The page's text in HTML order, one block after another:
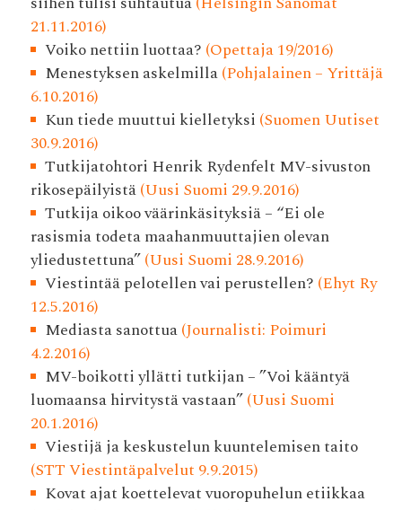
21.11.2016)
Voiko nettiin luottaa? (Opettaja 19/2016)
Menestyksen askelmilla(Pohjalainen – Yrittäjä
6.10.2016)
Kun tiede muuttui kielletyksi (Suomen Uutiset
30.9.2016)
Tutkijatohtori Henrik Rydenfelt MV-sivuston
rikosepäilyistä(Uusi Suomi 29.9.2016)
Tutkija oikoo väärinkäsityksiä – “Ei ole
rasismia todeta maahanmuuttajien olevan
yliedustettuna”(Uusi Suomi 28.9.2016)
Viestintää pelotellen vai perustellen? (Ehyt Ry
12.5.2016)
Mediasta sanottua(Journalisti: Poimuri
4.2.2016)
MV-boikotti yllätti tutkijan – ”Voi kääntyä
luomaansa hirvitystä vastaan”(Uusi Suomi
20.1.2016)
Viestijä ja keskustelun kuuntelemisen taito
(STT Viestintäpalvelut 9.9.2015)
Kovat ajat koettelevat vuoropuhelun etiikkaa